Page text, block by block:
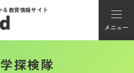
る教育情報サイト
メニュー
ウント登録
探検隊